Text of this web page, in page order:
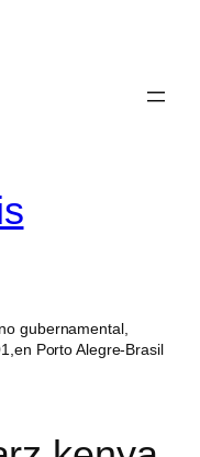
gubernamental,
Porto Alegre-Brasil